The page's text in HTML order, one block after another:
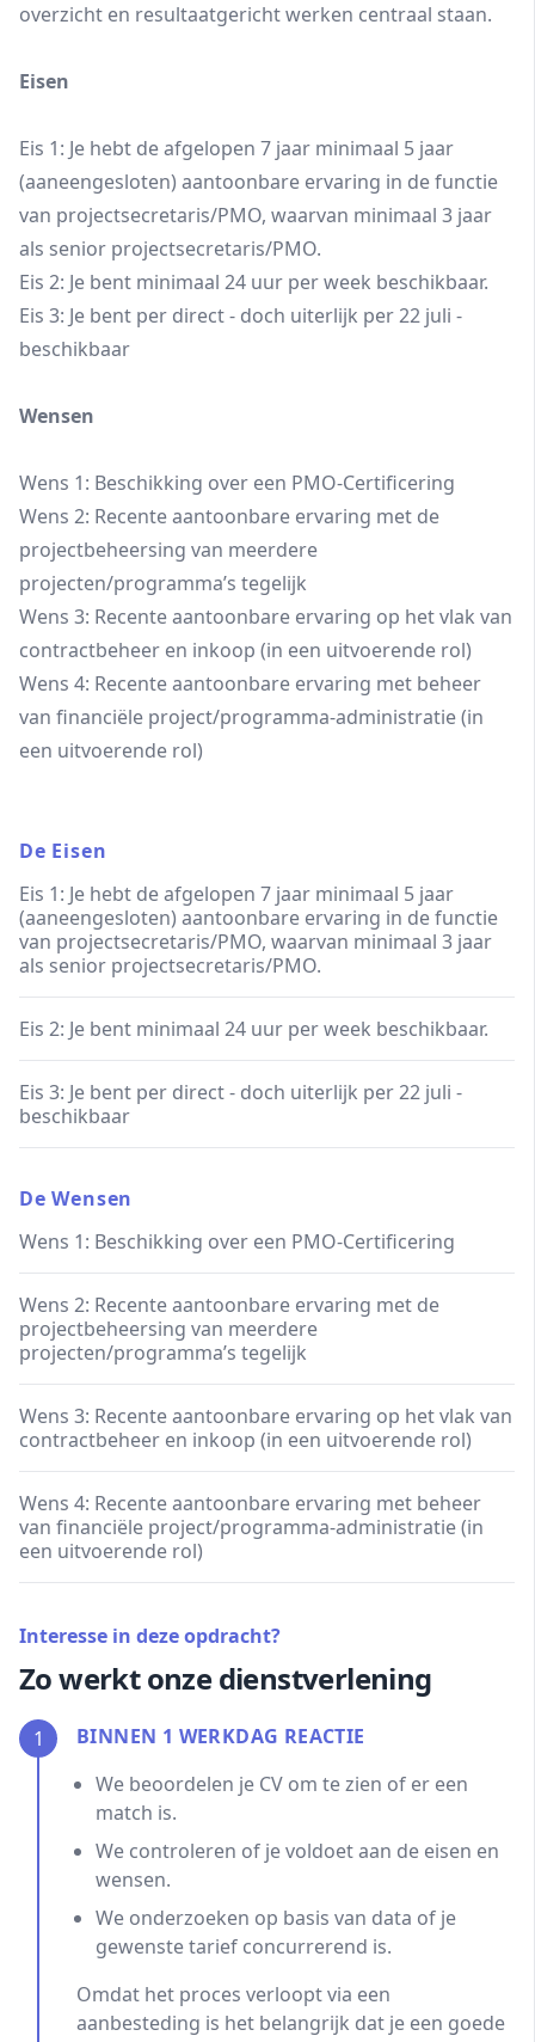
overzicht en resultaatgericht werken centraal staan.
Eisen
Eis 1: Je hebt de afgelopen 7 jaar minimaal 5 jaar
(aaneengesloten) aantoonbare ervaring in de functie
van projectsecretaris/PMO, waarvan minimaal 3 jaar
als senior projectsecretaris/PMO.
Eis 2: Je bent minimaal 24 uur per week beschikbaar.
Eis 3: Je bent per direct - doch uiterlijk per 22 juli -
beschikbaar
Wensen
Wens 1: Beschikking over een PMO-Certificering
Wens 2: Recente aantoonbare ervaring met de
projectbeheersing van meerdere
projecten/programma’s tegelijk
Wens 3: Recente aantoonbare ervaring op het vlak van
contractbeheer en inkoop (in een uitvoerende rol)
Wens 4: Recente aantoonbare ervaring met beheer
van financiële project/programma-administratie (in
een uitvoerende rol)
De Eisen
Eis 1: Je hebt de afgelopen 7 jaar minimaal 5 jaar
(aaneengesloten) aantoonbare ervaring in de functie
van projectsecretaris/PMO, waarvan minimaal 3 jaar
als senior projectsecretaris/PMO.
Eis 2: Je bent minimaal 24 uur per week beschikbaar.
Eis 3: Je bent per direct - doch uiterlijk per 22 juli -
beschikbaar
De Wensen
Wens 1: Beschikking over een PMO-Certificering
Wens 2: Recente aantoonbare ervaring met de
projectbeheersing van meerdere
projecten/programma’s tegelijk
Wens 3: Recente aantoonbare ervaring op het vlak van
contractbeheer en inkoop (in een uitvoerende rol)
Wens 4: Recente aantoonbare ervaring met beheer
van financiële project/programma-administratie (in
een uitvoerende rol)
Interesse in deze opdracht?
Zo werkt onze dienstverlening
1
BINNEN 1 WERKDAG REACTIE
We beoordelen je CV om te zien of er een
match is.
We controleren of je voldoet aan de eisen en
wensen.
We onderzoeken op basis van data of je
gewenste tarief concurrerend is.
Omdat het proces verloopt via een
aanbesteding is het belangrijk dat je een goede